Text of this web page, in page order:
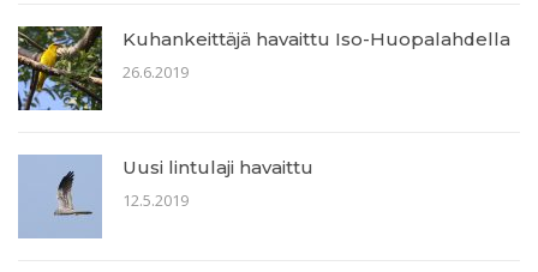
Kuhankeittäjä havaittu Iso-Huopalahdella
26.6.2019
Uusi lintulaji havaittu
12.5.2019